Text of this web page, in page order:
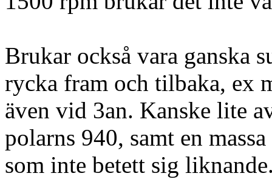
Brukar också vara ganska
rycka fram och tilbaka, ex
även vid 3an. Kanske lite
polarns 940, samt en
som inte betett sig